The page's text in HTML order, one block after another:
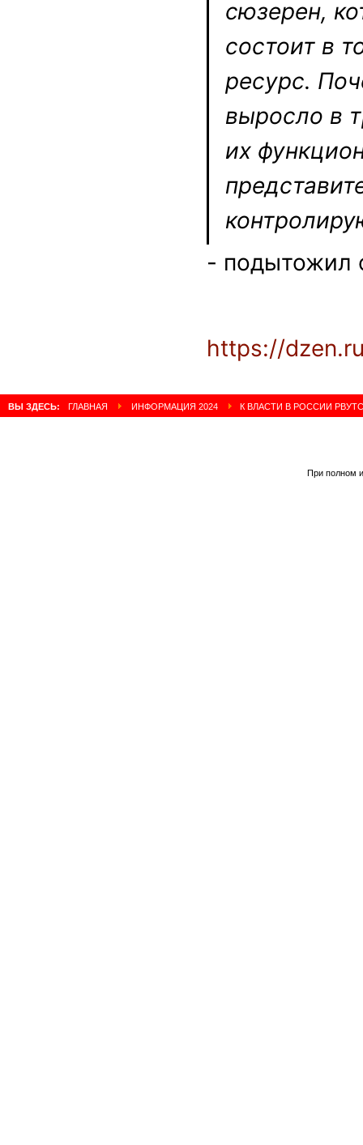
сюзерен,
состоит в
ресурс.
выросло в
их
- подытожил
https://
ВЫ ЗДЕСЬ: ГЛАВНАЯ ИНФОРМАЦИЯ 2024 К ВЛАСТИ В РОССИИ
При полном